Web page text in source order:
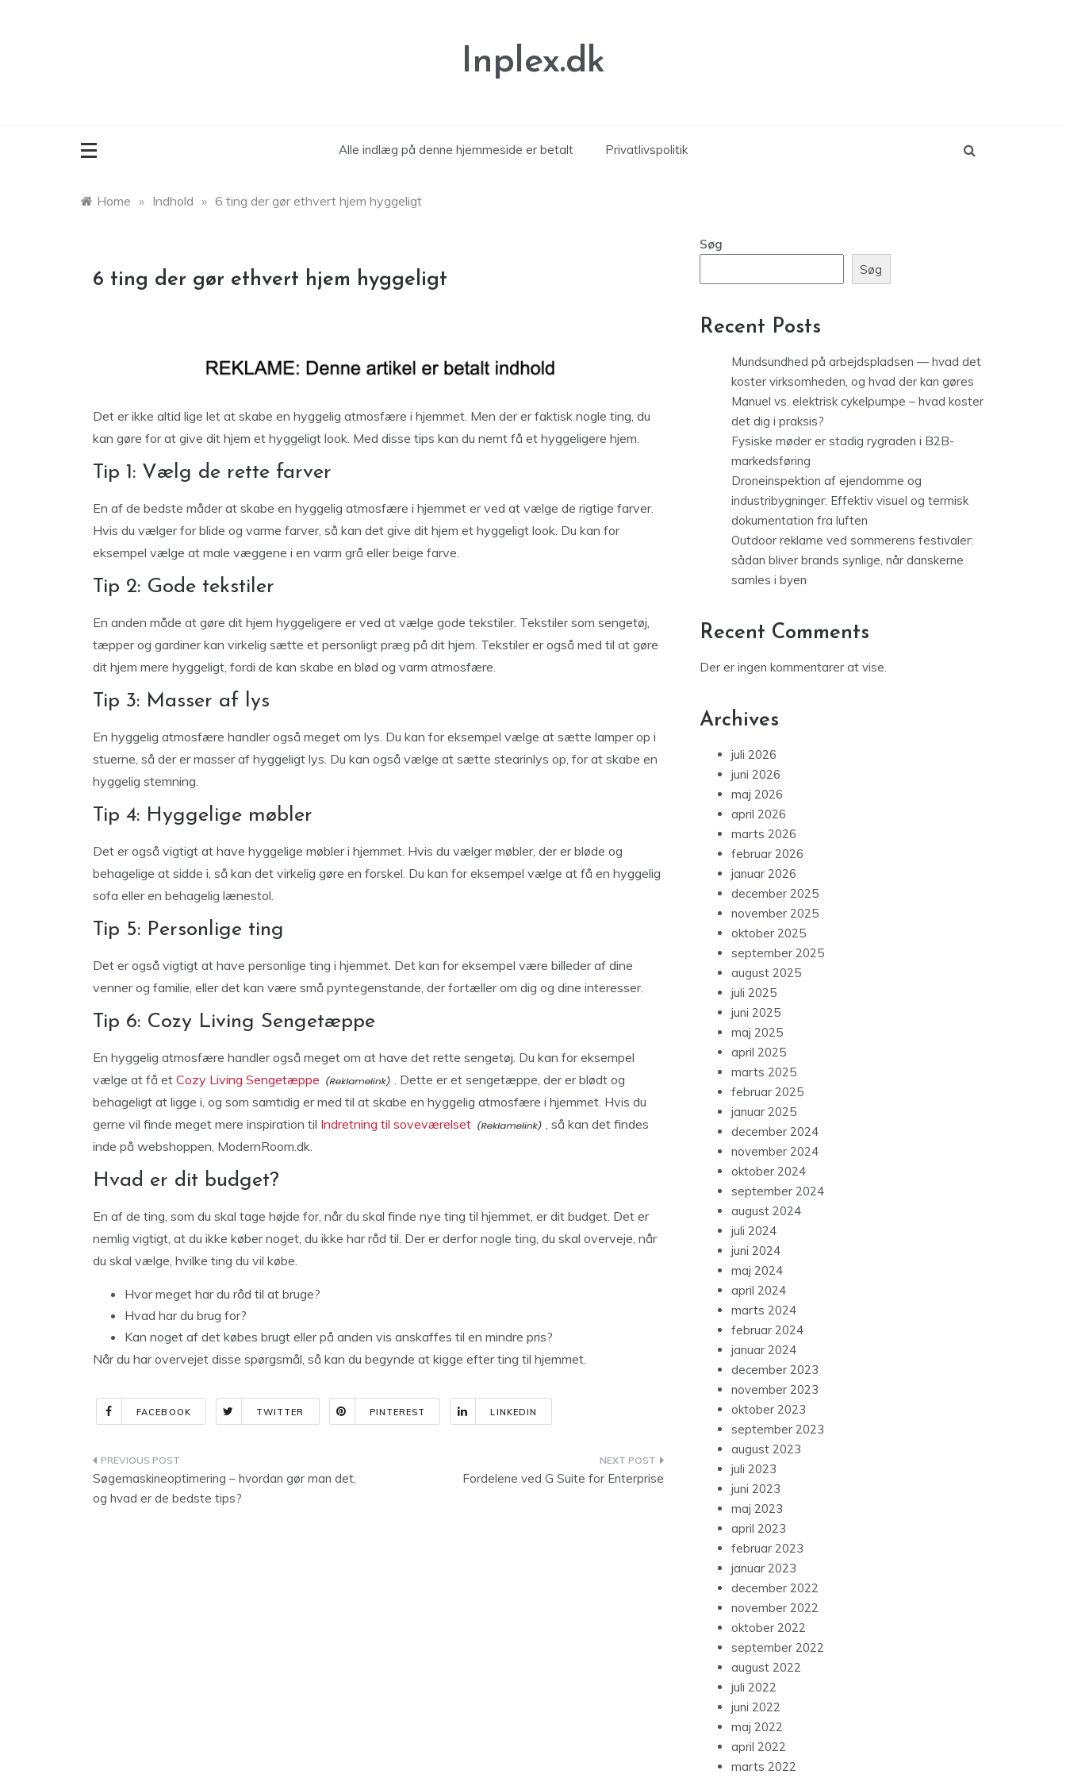
Inplex.dk
Alle indlæg på denne hjemmeside er betalt Privatlivspolitik
Home » Indhold » 6 ting der gør ethvert hjem hyggeligt
6 ting der gør ethvert hjem hyggeligt
Det er ikke altid lige let at skabe en hyggelig atmosfære i hjemmet. Men der er faktisk nogle ting, du
kan gøre for at give dit hjem et hyggeligt look. Med disse tips kan du nemt få et hyggeligere hjem.
Tip 1: Vælg de rette farver
En af de bedste måder at skabe en hyggelig atmosfære i hjemmet er ved at vælge de rigtige farver.
Hvis du vælger for blide og varme farver, så kan det give dit hjem et hyggeligt look. Du kan for
eksempel vælge at male væggene i en varm grå eller beige farve.
Tip 2: Gode tekstiler
En anden måde at gøre dit hjem hyggeligere er ved at vælge gode tekstiler. Tekstiler som sengetøj,
tæpper og gardiner kan virkelig sætte et personligt præg på dit hjem. Tekstiler er også med til at gøre
dit hjem mere hyggeligt, fordi de kan skabe en blød og varm atmosfære.
Tip 3: Masser af lys
En hyggelig atmosfære handler også meget om lys. Du kan for eksempel vælge at sætte lamper op i
stuerne, så der er masser af hyggeligt lys. Du kan også vælge at sætte stearinlys op, for at skabe en
hyggelig stemning.
Tip 4: Hyggelige møbler
Det er også vigtigt at have hyggelige møbler i hjemmet. Hvis du vælger møbler, der er bløde og
behagelige at sidde i, så kan det virkelig gøre en forskel. Du kan for eksempel vælge at få en hyggelig
sofa eller en behagelig lænestol.
Tip 5: Personlige ting
Det er også vigtigt at have personlige ting i hjemmet. Det kan for eksempel være billeder af dine
venner og familie, eller det kan være små pyntegenstande, der fortæller om dig og dine interesser.
Tip 6: Cozy Living Sengetæppe
En hyggelig atmosfære handler også meget om at have det rette sengetøj. Du kan for eksempel
vælge at få et Cozy Living Sengetæppe
. Dette er et sengetæppe, der er blødt og
behageligt at ligge i, og som samtidig er med til at skabe en hyggelig atmosfære i hjemmet. Hvis du
gerne vil finde meget mere inspiration til Indretning til soveværelset
, så kan det findes
inde på webshoppen, ModernRoom.dk.
Hvad er dit budget?
En af de ting, som du skal tage højde for, når du skal finde nye ting til hjemmet, er dit budget. Det er
nemlig vigtigt, at du ikke køber noget, du ikke har råd til. Der er derfor nogle ting, du skal overveje, når
du skal vælge, hvilke ting du vil købe.
Hvor meget har du råd til at bruge?
Hvad har du brug for?
Kan noget af det købes brugt eller på anden vis anskaffes til en mindre pris?
Når du har overvejet disse spørgsmål, så kan du begynde at kigge efter ting til hjemmet.
FACEBOOK TWITTER PINTEREST LINKEDIN
Indlægsnavigation
Søgemaskineoptimering – hvordan gør man det,
og hvad er de bedste tips?
Fordelene ved G Suite for Enterprise
Søg
Søg
Recent Posts
Mundsundhed på arbejdspladsen — hvad det
koster virksomheden, og hvad der kan gøres
Manuel vs. elektrisk cykelpumpe – hvad koster
det dig i praksis?
Fysiske møder er stadig rygraden i B2B-
markedsføring
Droneinspektion af ejendomme og
industribygninger: Effektiv visuel og termisk
dokumentation fra luften
Outdoor reklame ved sommerens festivaler:
sådan bliver brands synlige, når danskerne
samles i byen
Recent Comments
Der er ingen kommentarer at vise.
Archives
juli 2026
juni 2026
maj 2026
april 2026
marts 2026
februar 2026
januar 2026
december 2025
november 2025
oktober 2025
september 2025
august 2025
juli 2025
juni 2025
maj 2025
april 2025
marts 2025
februar 2025
januar 2025
december 2024
november 2024
oktober 2024
september 2024
august 2024
juli 2024
juni 2024
maj 2024
april 2024
marts 2024
februar 2024
januar 2024
december 2023
november 2023
oktober 2023
september 2023
august 2023
juli 2023
juni 2023
maj 2023
april 2023
februar 2023
januar 2023
december 2022
november 2022
oktober 2022
september 2022
august 2022
juli 2022
juni 2022
maj 2022
april 2022
marts 2022